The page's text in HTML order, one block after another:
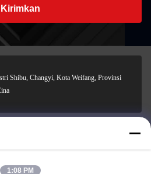
Kirimkan
Shibu, Changyi, Kota Weifang, Provinsi
1:08 PM